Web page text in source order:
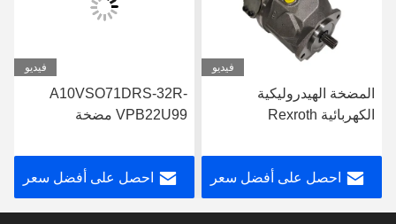
فيديو
المضخة الهيدروليكية
الكهربائية Rexroth
PPA12G30
احصل على أفضل سعر
فيديو
A10VSO71DRS-32R-
VPB22U99 مضخة
التصميم القوي
احصل على أفضل سعر